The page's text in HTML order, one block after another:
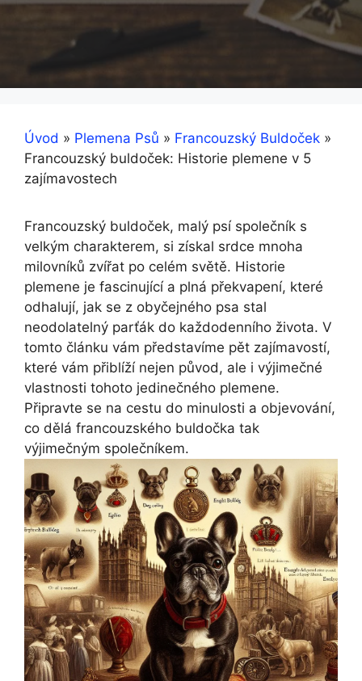
Úvod » Plemena Psů » Francouzský Buldoček »
Francouzský buldoček: Historie plemene v 5
zajímavostech
Francouzský buldoček, malý psí společník s
velkým charakterem, si získal srdce mnoha‌
milovníků zvířat po ⁢celém světě. Historie
plemene je⁤ fascinující⁣ a plná překvapení, které⁤
odhalují, jak ‍se z obyčejného psa stal
neodolatelný parťák do každodenního života. V
tomto článku vám ‌představíme pět zajímavostí,⁤
které vám přiblíží nejen původ, ale i​ výjimečné
vlastnosti tohoto jedinečného plemene.
Připravte se na cestu do minulosti a objevování,
co dělá francouzského buldočka tak
výjimečným ​společníkem.